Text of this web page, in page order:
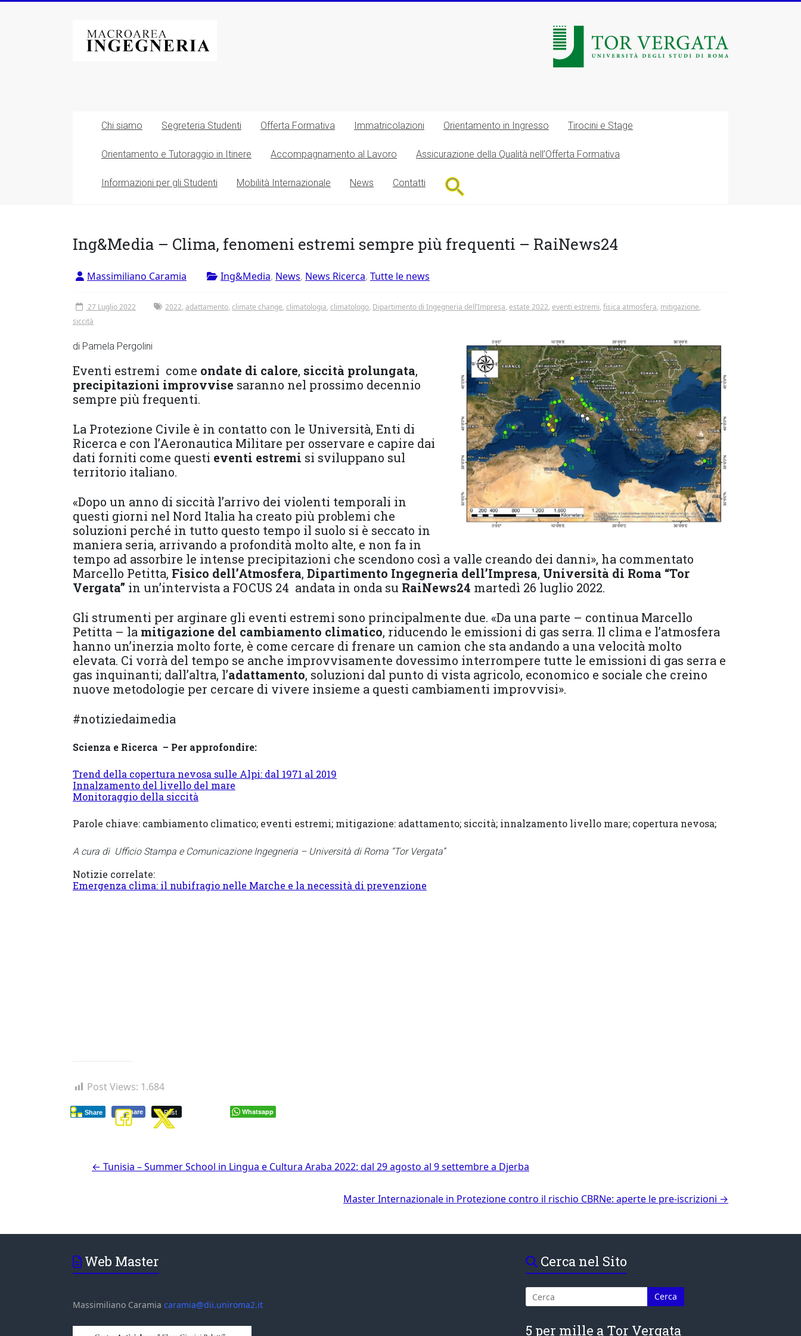
Macroarea
di
Università
degli
Studi
Tor
Vergata
Chi siamo Segreteria Studenti Offerta Formativa Immatricolazioni Orientamento in Ingresso Tirocini e Stage
Orientamento e Tutoraggio in Itinere Accompagnamento al Lavoro Assicurazione della Qualità nell’Offerta Formativa
Informazioni per gli Studenti Mobilità Internazionale News Contatti
Ing&Media – Clima, fenomeni estremi sempre più frequenti – RaiNews24
Massimiliano Caramia Ing&Media, News, News Ricerca, Tutte le news
27 Luglio 2022 2022, adattamento, climate change, climatologia, climatologo, Dipartimento di Ingegneria dell’Impresa, estate 2022, eventi estremi, fisica atmosfera, mitigazione,
siccità
di Pamela Pergolini
Eventi estremi come ondate di calore, siccità prolungata,
precipitazioni improvvise saranno nel prossimo decennio
sempre più frequenti.
La Protezione Civile è in contatto con le Università, Enti di
Ricerca e con l’Aeronautica Militare per osservare e capire dai
dati forniti come questi eventi estremi si sviluppano sul
territorio italiano.
«Dopo un anno di siccità l’arrivo dei violenti temporali in
questi giorni nel Nord Italia ha creato più problemi che
soluzioni perché in tutto questo tempo il suolo si è seccato in
maniera seria, arrivando a profondità molto alte, e non fa in
tempo ad assorbire le intense precipitazioni che scendono così a valle creando dei danni», ha commentato
Marcello Petitta, Fisico dell’Atmosfera, Dipartimento Ingegneria dell’Impresa, Università di Roma “Tor
Vergata” in un’intervista a FOCUS 24 andata in onda su RaiNews24 martedì 26 luglio 2022.
Gli strumenti per arginare gli eventi estremi sono principalmente due. «Da una parte – continua Marcello
Petitta – la mitigazione del cambiamento climatico, riducendo le emissioni di gas serra. Il clima e l’atmosfera
hanno un’inerzia molto forte, è come cercare di frenare un camion che sta andando a una velocità molto
elevata. Ci vorrà del tempo se anche improvvisamente dovessimo interrompere tutte le emissioni di gas serra e
gas inquinanti; dall’altra, l’adattamento, soluzioni dal punto di vista agricolo, economico e sociale che creino
nuove metodologie per cercare di vivere insieme a questi cambiamenti improvvisi».
#notiziedaimedia
Scienza e Ricerca – Per approfondire:
Trend della copertura nevosa sulle Alpi: dal 1971 al 2019
Innalzamento del livello del mare
Monitoraggio della siccità
Parole chiave: cambiamento climatico; eventi estremi; mitigazione: adattamento; siccità; innalzamento livello mare; copertura nevosa;
A cura di Ufficio Stampa e Comunicazione Ingegneria – Università di Roma “Tor Vergata”
Notizie correlate:
Emergenza clima: il nubifragio nelle Marche e la necessità di prevenzione
Post Views: 1.684
Share Post
Share Whatsapp
← Tunisia – Summer School in Lingua e Cultura Araba 2022: dal 29 agosto al 9 settembre a Djerba
Master Internazionale in Protezione contro il rischio CBRNe: aperte le pre-iscrizioni →
Web Master
Massimiliano Caramia caramia@dii.uniroma2.it
Cerca nel Sito
5 per mille a Tor Vergata